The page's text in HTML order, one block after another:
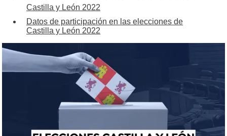
Castilla y León 2022
Datos de participación en las elecciones de
Castilla y León 2022